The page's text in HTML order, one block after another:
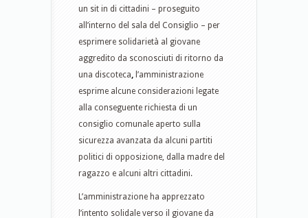
un sit in di cittadini – proseguito
all’interno del sala del Consiglio – per
esprimere solidarietà al giovane
aggredito da sconosciuti di ritorno da
una discoteca, l’amministrazione
esprime alcune considerazioni legate
alla conseguente richiesta di un
consiglio comunale aperto sulla
sicurezza avanzata da alcuni partiti
politici di opposizione, dalla madre del
ragazzo e alcuni altri cittadini​. ​
L’amministrazione ha apprezzato
l’intento solidale verso il giovane da